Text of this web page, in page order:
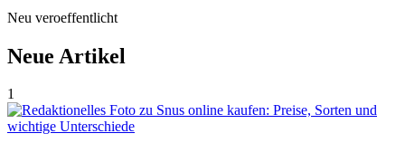
Neu veroeffentlicht
Neue Artikel
1